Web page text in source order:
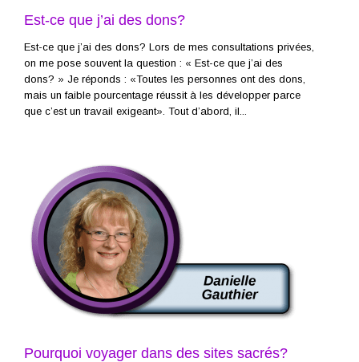
Est-ce que j’ai des dons?
Est-ce que j’ai des dons? Lors de mes consultations privées,
on me pose souvent la question : « Est-ce que j’ai des
dons? » Je réponds : «Toutes les personnes ont des dons,
mais un faible pourcentage réussit à les développer parce
que c’est un travail exigeant». Tout d’abord, il...
Pourquoi voyager dans des sites sacrés?